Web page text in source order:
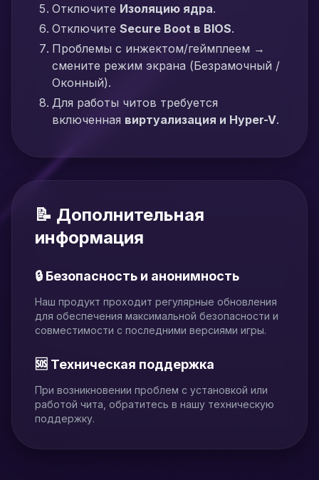
Отключите Изоляцию ядра.
Отключите Secure Boot в BIOS.
Проблемы с инжектом/геймплеем →
смените режим экрана (Безрамочный /
Оконный).
Для работы читов требуется
включенная виртуализация и Hyper-V.
📝 Дополнительная
информация
🔒 Безопасность и анонимность
Наш продукт проходит регулярные обновления
для обеспечения максимальной безопасности и
совместимости с последними версиями игры.
🆘 Техническая поддержка
При возникновении проблем с установкой или
работой чита, обратитесь в нашу техническую
поддержку.